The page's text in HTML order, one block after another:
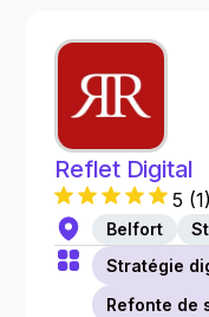
Reflet Digital
5 (1)
Belfort
Stratégie
Refonte de